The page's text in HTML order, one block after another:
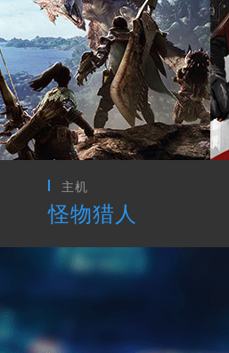
页游
武动苍穹